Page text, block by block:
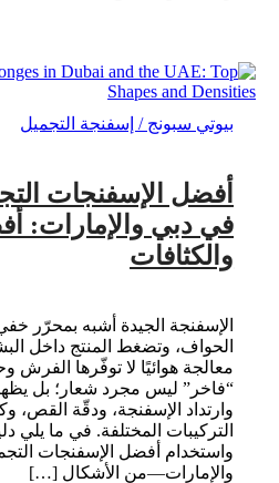
بيوتي سبونج / إسفنجة التجميل
أفضل الإسفنجات
في دبي والإمارات:
والكثافات
الإسفنجة الجيدة أشبه بمحرّر
الحواف، وتضغط المنتج داخل
معالجة هوائيًا لا توفّرها الفرش
“فاخر” ليس مجرد شعار؛ بل
وارتداد الإسفنجة، ودقّة القص،
التركيبات المختلفة. في ما يلي
واستخدام أفضل الإسفنجات
والإمارات—من الأشكال […]